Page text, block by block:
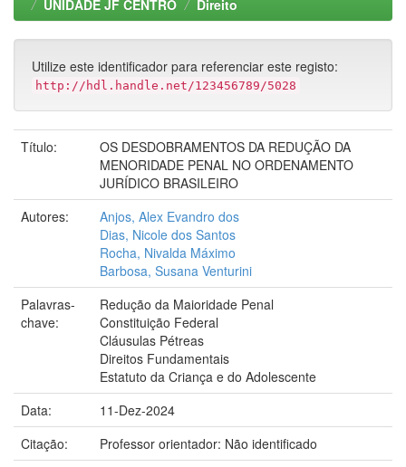
UNIDADE JF CENTRO
Direito
Utilize este identificador para referenciar este registo:
http://hdl.handle.net/123456789/5028
Título:
OS DESDOBRAMENTOS DA REDUÇÃO DA
MENORIDADE PENAL NO ORDENAMENTO
JURÍDICO BRASILEIRO
Autores:
Anjos, Alex Evandro dos
Dias, Nicole dos Santos
Rocha, Nivalda Máximo
Barbosa, Susana Venturini
Palavras-
chave:
Redução da Maioridade Penal
Constituição Federal
Cláusulas Pétreas
Direitos Fundamentais
Estatuto da Criança e do Adolescente
Data:
11-Dez-2024
Citação:
Professor orientador: Não identificado